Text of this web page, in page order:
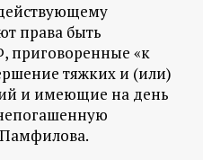
права быть
приговоренные «к
тяжких и (или)
и имеющие на день